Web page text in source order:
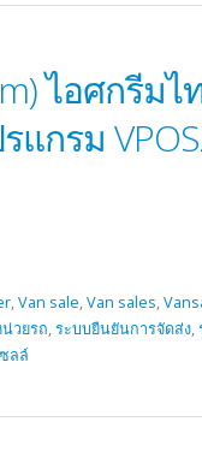
ไอศกรีม
กรม
,Van sale,Van sales,
วยรถ,ระบบยืนยันการจัดส่ง,
ลล์